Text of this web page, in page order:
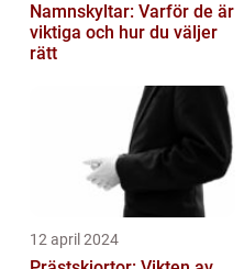
Namnskyltar: Varför de är
viktiga och hur du väljer
rätt
12 april 2024